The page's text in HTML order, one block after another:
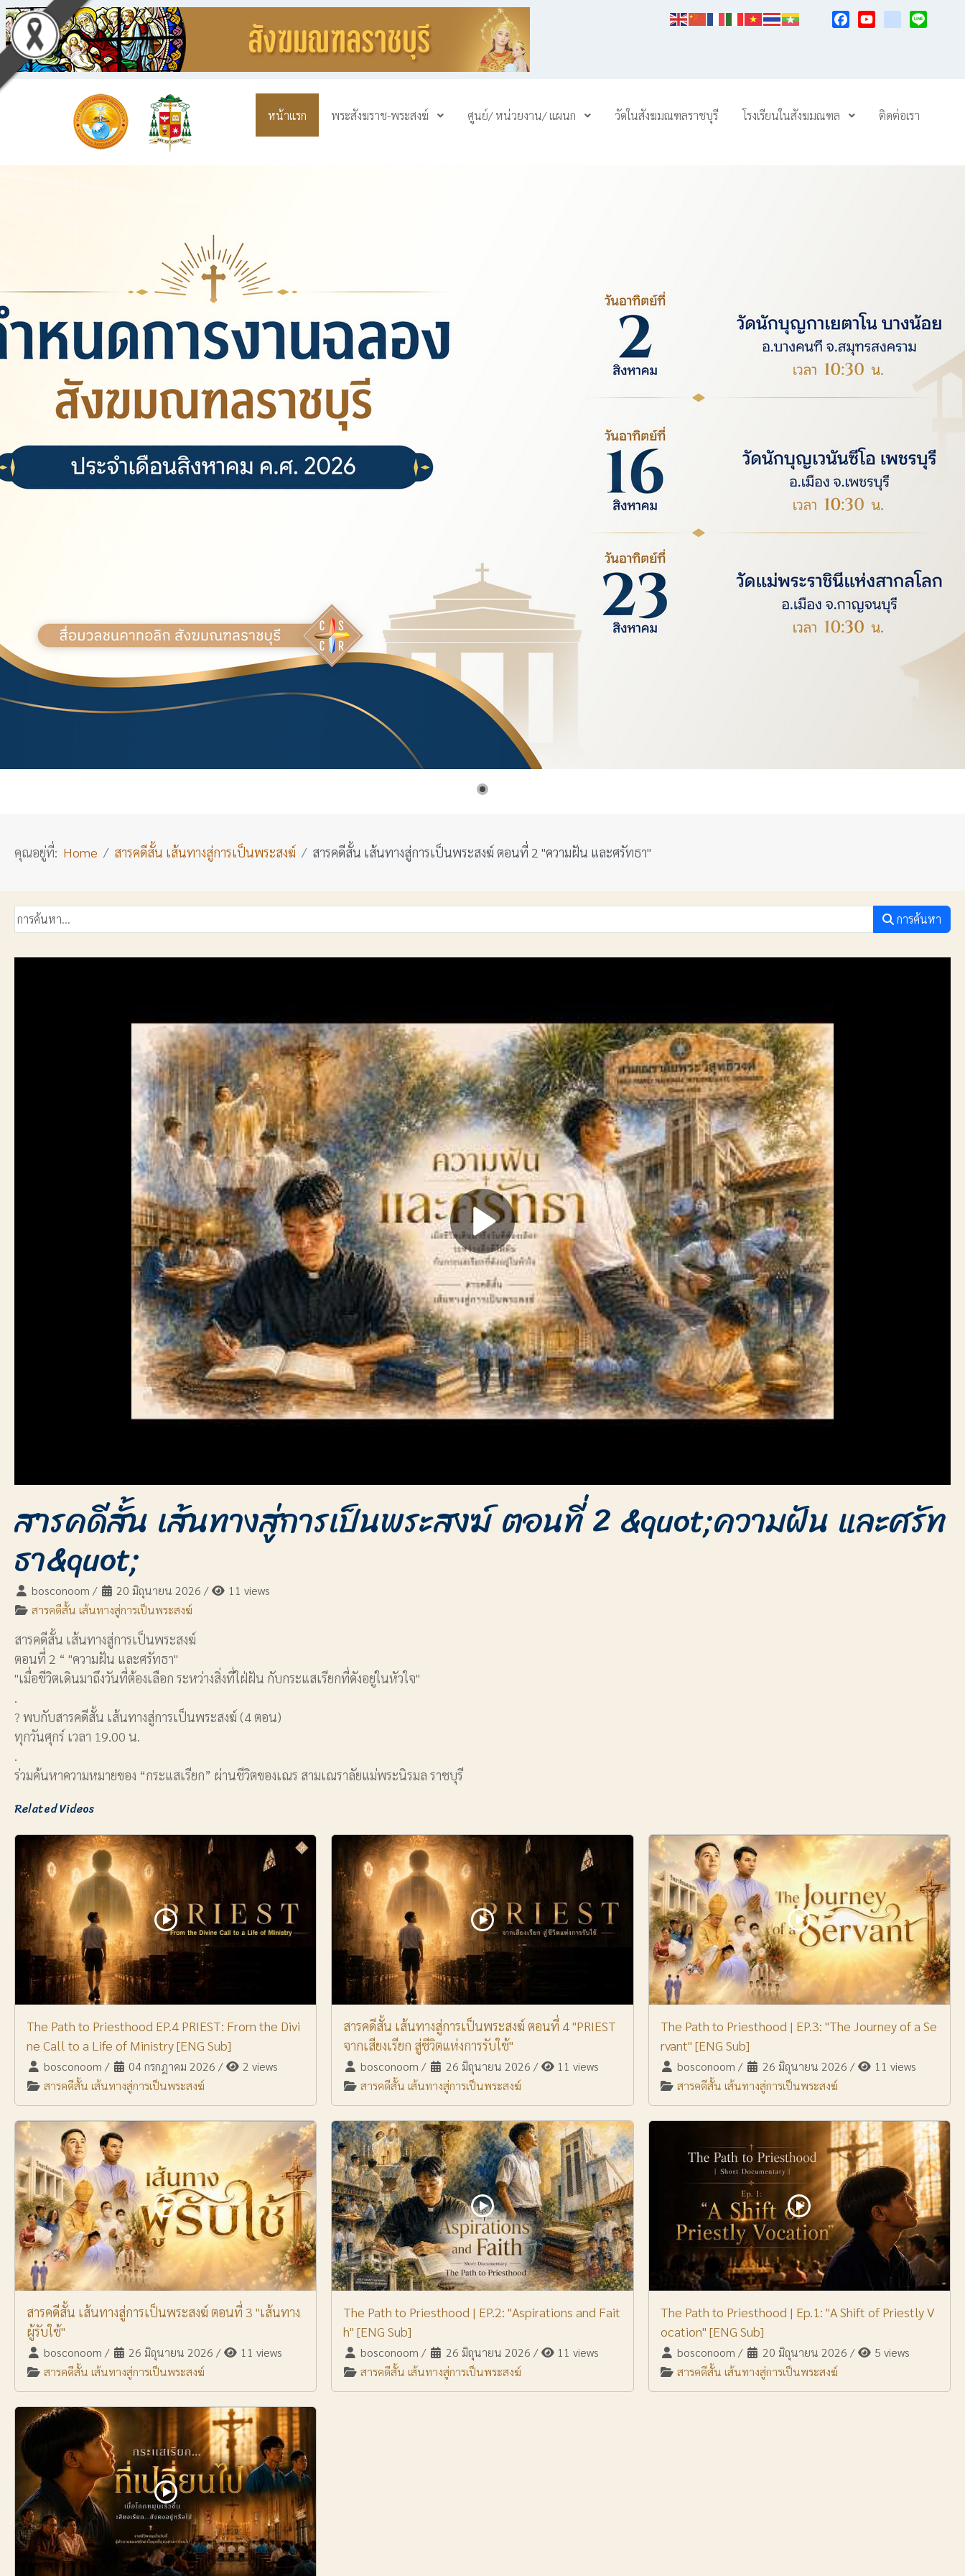
หน้าแรก พระสังฆราช-พระสงฆ์ ศูนย์/ หน่วยงาน/ แผนก วัดในสังฆมณฑลราชบุรี โรงเรียนในสังฆมณฑล ติดต่อเรา
คุณอยู่ที่: Home สารคดีสั้น เส้นทางสู่การเป็นพระสงฆ์ สารคดีสั้น เส้นทางสู่การเป็นพระสงฆ์ ตอนที่ 2 "ความฝัน และศรัทธา"
การค้นหา
สารคดีสั้น เส้นทางสู่การเป็นพระสงฆ์ ตอนที่ 2 &quot;ความฝัน และศรัท
ธา&quot;
bosconoom / 20 มิถุนายน 2026 /
11 views
สารคดีสั้น เส้นทางสู่การเป็นพระสงฆ์
สารคดีสั้น เส้นทางสู่การเป็นพระสงฆ์
ตอนที่ 2 “ "ความฝัน และศรัทธา"
"เมื่อชีวิตเดินมาถึงวันที่ต้องเลือก ระหว่างสิ่งที่ใฝ่ฝัน กับกระแสเรียกที่ดังอยู่ในหัวใจ"
.
? พบกับสารคดีสั้น เส้นทางสู่การเป็นพระสงฆ์ (4 ตอน)
ทุกวันศุกร์ เวลา 19.00 น.
.
ร่วมค้นหาความหมายของ “กระแสเรียก” ผ่านชีวิตของเณร สามเณราลัยแม่พระนิรมล ราชบุรี
Related Videos
The Path to Priesthood EP.4 PRIEST: From the Divi
ne Call to a Life of Ministry [ENG Sub]
bosconoom / 04 กรกฎาคม 2026 /
2 views
สารคดีสั้น เส้นทางสู่การเป็นพระสงฆ์
สารคดีสั้น เส้นทางสู่การเป็นพระสงฆ์ ตอนที่ 4 "PRIEST
จากเสียงเรียก สู่ชีวิตแห่งการรับใช้"
bosconoom / 26 มิถุนายน 2026 /
11 views
สารคดีสั้น เส้นทางสู่การเป็นพระสงฆ์
The Path to Priesthood | EP.3: "The Journey of a Se
rvant" [ENG Sub]
bosconoom / 26 มิถุนายน 2026 /
11 views
สารคดีสั้น เส้นทางสู่การเป็นพระสงฆ์
สารคดีสั้น เส้นทางสู่การเป็นพระสงฆ์ ตอนที่ 3 "เส้นทาง
ผู้รับใช้"
bosconoom / 26 มิถุนายน 2026 /
11 views
สารคดีสั้น เส้นทางสู่การเป็นพระสงฆ์
The Path to Priesthood | EP.2: "Aspirations and Fait
h" [ENG Sub]
bosconoom / 26 มิถุนายน 2026 /
11 views
สารคดีสั้น เส้นทางสู่การเป็นพระสงฆ์
The Path to Priesthood | Ep.1: "A Shift of Priestly V
ocation" [ENG Sub]
bosconoom / 20 มิถุนายน 2026 /
5 views
สารคดีสั้น เส้นทางสู่การเป็นพระสงฆ์